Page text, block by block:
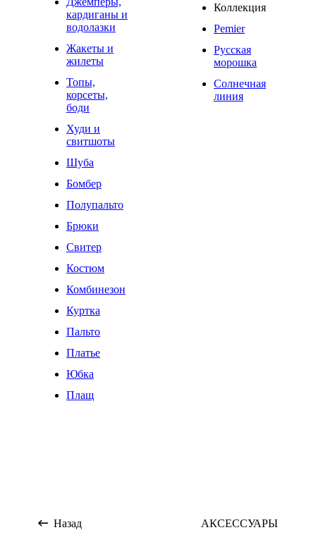
кардиганы и
водолазки
Жакеты и
жилеты
Топы,
корсеты,
боди
Худи и
свитшоты
Шуба
Бомбер
Полупальто
Брюки
Свитер
Костюм
Комбинезон
Куртка
Пальто
Платье
Юбка
Плащ
Коллекция
Pemier
Русская
морошка
Солнечная
линия
Назад АКСЕССУАРЫ